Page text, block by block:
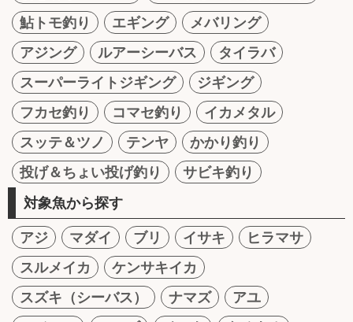
鮎トモ釣り
エギング
メバリング
アジング
ルアーシーバス
タイラバ
スーパーライトジギング
ジギング
フカセ釣り
コマセ釣り
イカメタル
スッテ＆ツノ
テンヤ
かかり釣り
投げ＆ちょい投げ釣り
サビキ釣り
対象魚から探す
アジ マダイ ブリ イサキ
ヒラマサ
スルメイカ
ケンサキイカ
スズキ（シーバス）
ナマズ
アユ